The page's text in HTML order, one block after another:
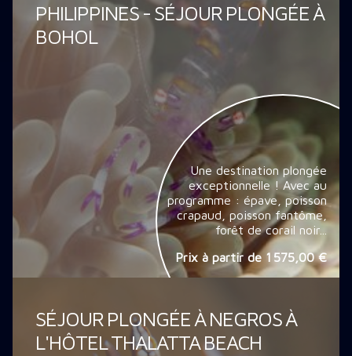
PHILIPPINES - SÉJOUR PLONGÉE À
BOHOL
Une destination plongée
exceptionnelle ! Avec au
programme : épave, poisson
crapaud, poisson fantôme,
forêt de corail noir...
Prix à partir de 1 575,00 €
SÉJOUR PLONGÉE À NEGROS À
L'HÔTEL THALATTA BEACH